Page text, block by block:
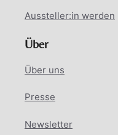
Aussteller:in werden
Über
Über uns
Presse
Newsletter